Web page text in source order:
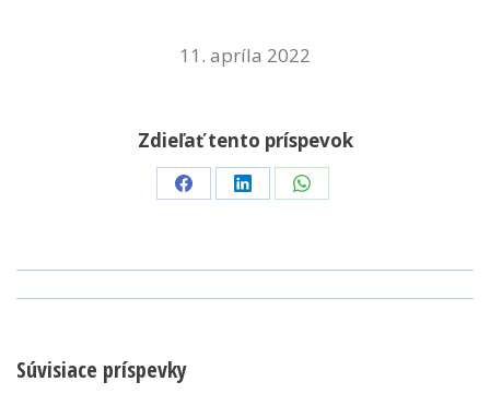
11. apríla 2022
Zdieľať tento príspevok
Share
Facebook
Share
LinkedIn
Share
WhatsApp
Súvisiace príspevky